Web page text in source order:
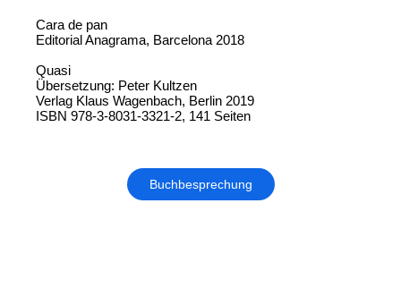
Cara de pan
Editorial Anagrama, Barcelona 2018
Quasi
Übersetzung: Peter Kultzen
Verlag Klaus Wagenbach, Berlin 2019
ISBN 978-3-8031-3321-2, 141 Seiten
Buchbesprechung